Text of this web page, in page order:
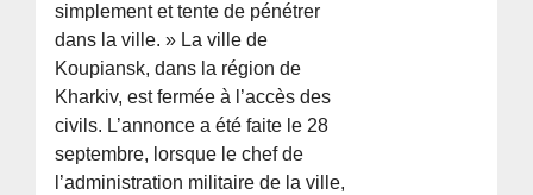
simplement et tente de pénétrer
dans la ville. » La ville de
Koupiansk, dans la région de
Kharkiv, est fermée à l’accès des
civils. L’annonce a été faite le 28
septembre, lorsque le chef de
l’administration militaire de la ville,